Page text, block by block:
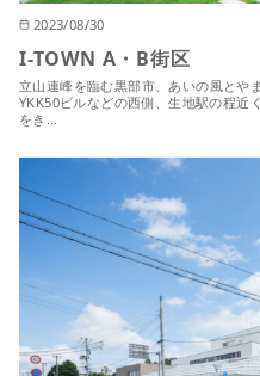
2023/08/30
I-TOWN A・B街区
立山連峰を臨む黒部市、あいの風とや
YKK50ビルなどの西側、生地駅の程近
をき…